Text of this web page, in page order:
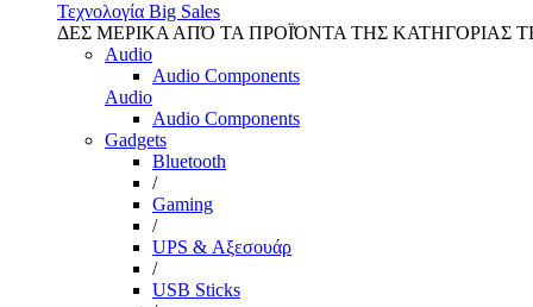
Τεχνολογία Big Sales
ΔΕΣ ΜΕΡΙΚΑ ΑΠΌ ΤΑ ΠΡΟΪΌΝΤΑ ΤΗΣ ΚΑΤΗΓΟΡΙΑΣ
Audio
Audio Components
Audio
Audio Components
Gadgets
Bluetooth
/
Gaming
/
UPS & Αξεσουάρ
/
USB Sticks